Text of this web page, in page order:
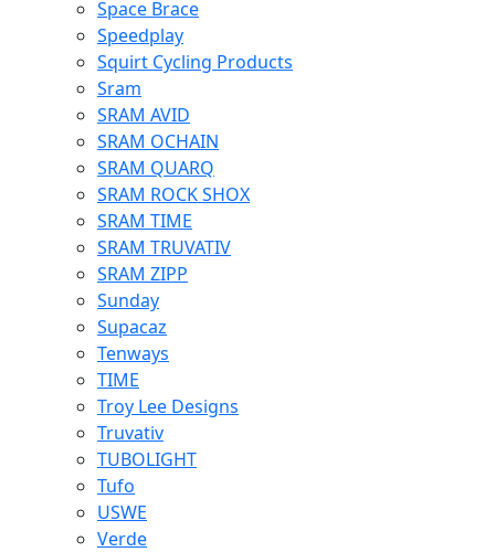
Space Brace
Speedplay
Squirt Cycling Products
Sram
SRAM AVID
SRAM OCHAIN
SRAM QUARQ
SRAM ROCK SHOX
SRAM TIME
SRAM TRUVATIV
SRAM ZIPP
Sunday
Supacaz
Tenways
TIME
Troy Lee Designs
Truvativ
TUBOLIGHT
Tufo
USWE
Verde